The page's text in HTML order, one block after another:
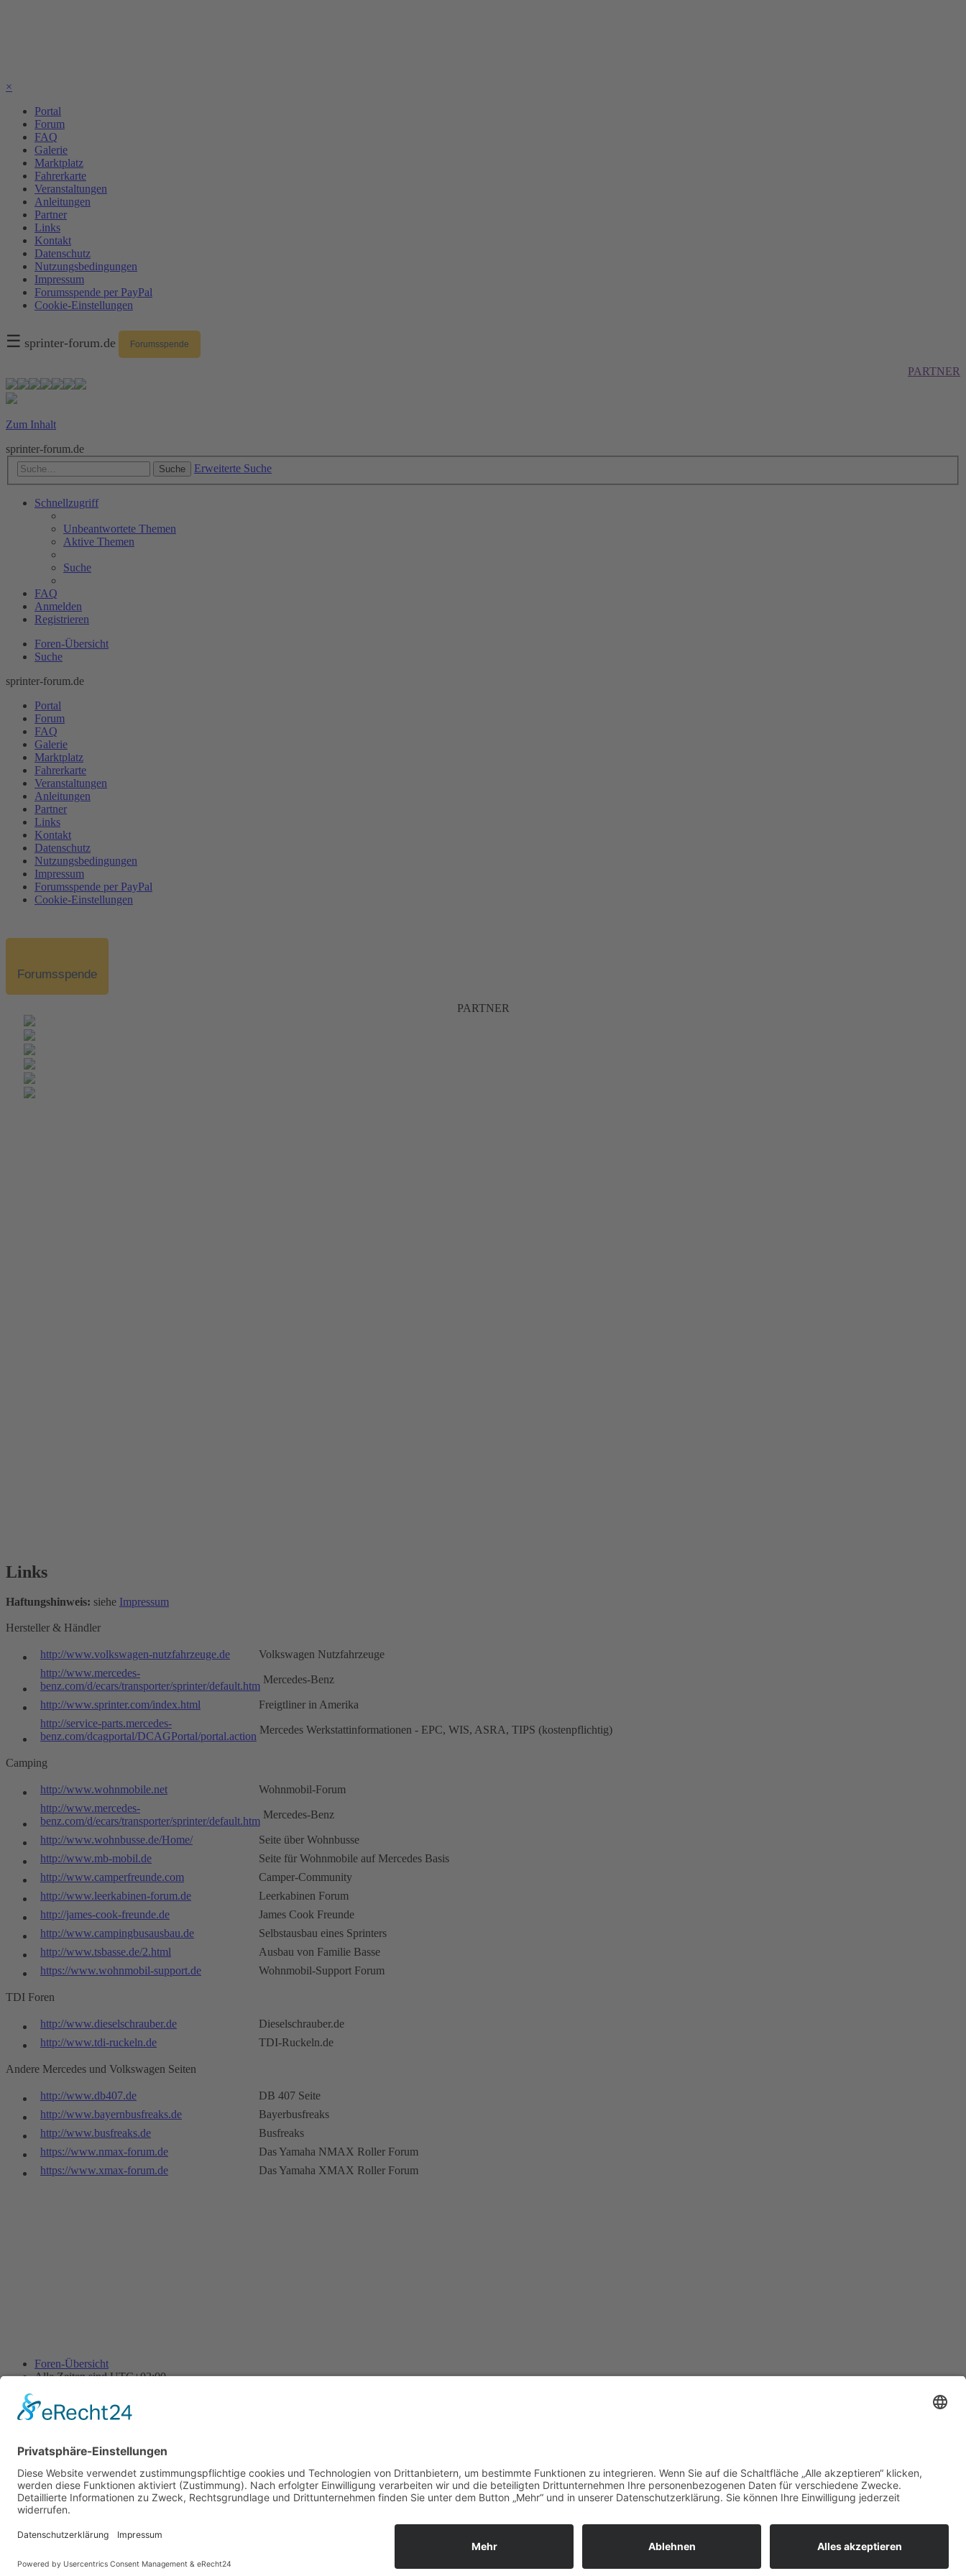
×
Portal
Forum
FAQ
Galerie
Marktplatz
Fahrerkarte
Veranstaltungen
Anleitungen
Partner
Links
Kontakt
Datenschutz
Nutzungsbedingungen
Impressum
Forumsspende per PayPal
Cookie-Einstellungen
☰ sprinter-forum.de Forumsspende
PARTNER
Zum Inhalt
sprinter-forum.de
Suche Erweiterte Suche
Schnellzugriff
Unbeantwortete Themen
Aktive Themen
Suche
FAQ
Anmelden
Registrieren
Foren-Übersicht
Suche
sprinter-forum.de
Portal
Forum
FAQ
Galerie
Marktplatz
Fahrerkarte
Veranstaltungen
Anleitungen
Partner
Links
Kontakt
Datenschutz
Nutzungsbedingungen
Impressum
Forumsspende per PayPal
Cookie-Einstellungen
Forumsspende
PARTNER
Links
Haftungshinweis: siehe Impressum
Hersteller & Händler
http://www.volkswagen-nutzfahrzeuge.de
Volkswagen Nutzfahrzeuge
http://www.mercedes-
benz.com/d/ecars/transporter/sprinter/default.htm
Mercedes-Benz
http://www.sprinter.com/index.html
Freigtliner in Amerika
http://service-parts.mercedes-
benz.com/dcagportal/DCAGPortal/portal.action
Mercedes Werkstattinformationen - EPC, WIS, ASRA, TIPS (kostenpflichtig)
Camping
http://www.wohnmobile.net
Wohnmobil-Forum
http://www.mercedes-
benz.com/d/ecars/transporter/sprinter/default.htm
Mercedes-Benz
http://www.wohnbusse.de/Home/
Seite über Wohnbusse
http://www.mb-mobil.de
Seite für Wohnmobile auf Mercedes Basis
http://www.camperfreunde.com
Camper-Community
http://www.leerkabinen-forum.de
Leerkabinen Forum
http://james-cook-freunde.de
James Cook Freunde
http://www.campingbusausbau.de
Selbstausbau eines Sprinters
http://www.tsbasse.de/2.html
Ausbau von Familie Basse
https://www.wohnmobil-support.de
Wohnmobil-Support Forum
TDI Foren
http://www.dieselschrauber.de
Dieselschrauber.de
http://www.tdi-ruckeln.de
TDI-Ruckeln.de
Andere Mercedes und Volkswagen Seiten
http://www.db407.de
DB 407 Seite
http://www.bayernbusfreaks.de
Bayerbusfreaks
http://www.busfreaks.de
Busfreaks
https://www.nmax-forum.de
Das Yamaha NMAX Roller Forum
https://www.xmax-forum.de
Das Yamaha XMAX Roller Forum
Foren-Übersicht
Alle Zeiten sindUTC+02:00
Powered byphpBB® Forum Software © phpBB Limited
Datenschutz |Nutzungsbedingungen
Time: 0.019s| Peak Memory Usage: 10.11 MiB | GZIP: Off